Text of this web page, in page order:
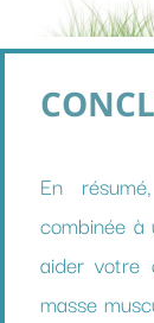
En
combinée
aider votre
masse